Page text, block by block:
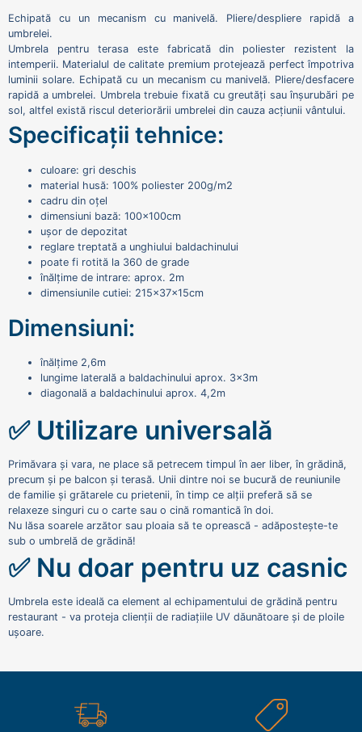
Echipată cu un mecanism cu manivelă. Pliere/despliere rapidă a
umbrelei.
Umbrela pentru terasa este fabricată din poliester rezistent la
intemperii. Materialul de calitate premium protejează perfect împotriva
luminii solare. Echipată cu un mecanism cu manivelă. Pliere/desfacere
rapidă a umbrelei. Umbrela trebuie fixată cu greutăți sau înșurubări pe
sol, altfel există riscul deteriorării umbrelei din cauza acțiunii vântului.
Specificații tehnice:
culoare: gri deschis
material husă: 100% poliester 200g/m2
cadru din oțel
dimensiuni bază: 100x100cm
ușor de depozitat
reglare treptată a unghiului baldachinului
poate fi rotită la 360 de grade
înălțime de intrare: aprox. 2m
dimensiunile cutiei: 215x37x15cm
Dimensiuni:
înălțime 2,6m
lungime laterală a baldachinului aprox. 3x3m
diagonală a baldachinului aprox. 4,2m
✅ Utilizare universală
Primăvara și vara, ne place să petrecem timpul în aer liber, în grădină,
precum și pe balcon și terasă. Unii dintre noi se bucură de reuniunile
de familie și grătarele cu prietenii, în timp ce alții preferă să se
relaxeze singuri cu o carte sau o cină romantică în doi.
Nu lăsa soarele arzător sau ploaia să te oprească - adăpostește-te
sub o umbrelă de grădină!
✅ Nu doar pentru uz casnic
Umbrela este ideală ca element al echipamentului de grădină pentru
restaurant - va proteja clienții de radiațiile UV dăunătoare și de ploile
ușoare.